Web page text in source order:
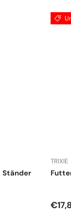
Ständer
TRIXIE